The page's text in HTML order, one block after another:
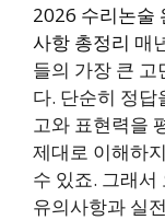
2026 수리논술
사항 총정리 매
들의 가장 큰 고
다. 단순히 정
고와 표현력을
제대로 이해하
수 있죠. 그래서
유의사항과 실